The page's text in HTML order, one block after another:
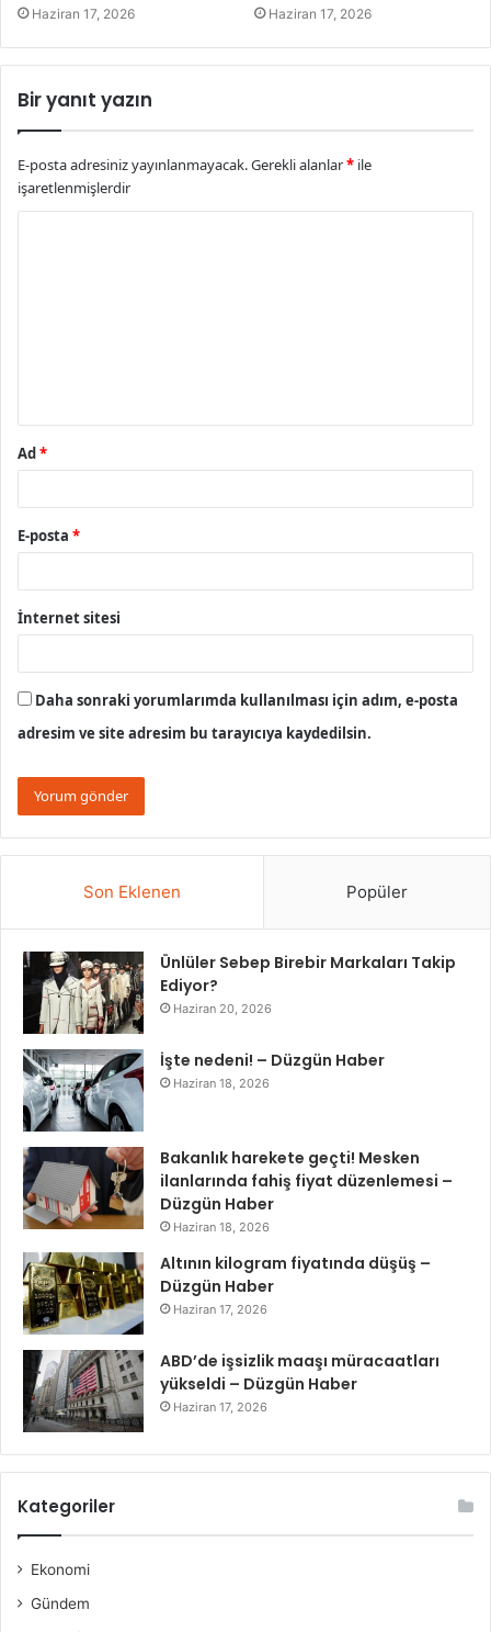
Haziran 17, 2026 Haziran 17, 2026
Bir yanıt yazın
E-posta adresiniz yayınlanmayacak.Gerekli alanlar* ile
işaretlenmişlerdir
Ad *
E-posta *
İnternet sitesi
Daha sonraki yorumlarımda kullanılması için adım, e-posta
adresim ve site adresim bu tarayıcıya kaydedilsin.
Son Eklenen Popüler
Ünlüler Sebep Birebir Markaları Takip
Ediyor?
Haziran 20, 2026
İşte nedeni! – Düzgün Haber
Haziran 18, 2026
Bakanlık harekete geçti! Mesken
ilanlarında fahiş fiyat düzenlemesi –
Düzgün Haber
Haziran 18, 2026
Altının kilogram fiyatında düşüş –
Düzgün Haber
Haziran 17, 2026
ABD’de işsizlik maaşı müracaatları
yükseldi – Düzgün Haber
Haziran 17, 2026
Kategoriler
Ekonomi
Gündem